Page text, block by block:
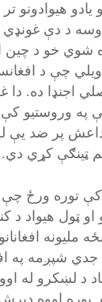
يادو هيوادونو
د دې غونډي
شوي خو د چين
ويلي چې د
اجنډا ده. دا
په وروستيو
پر ضد يې
ټينګې کړي دي.
کې توره ورځ چې
او ټول هيواد د
ملیونه
شپږمه په
د لښکرو له
پوره اووه